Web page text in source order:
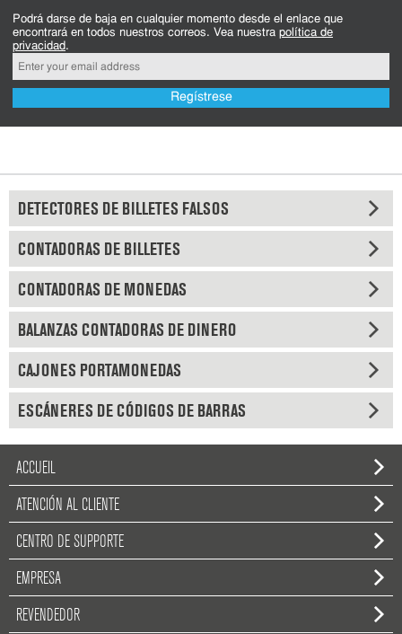
Podrá darse de baja en cualquier momento desde el enlace que
encontrará en todos nuestros correos. Vea nuestra política de
privacidad.
Regístrese
DETECTORES DE BILLETES FALSOS
CONTADORAS DE BILLETES
CONTADORAS DE MONEDAS
BALANZAS CONTADORAS DE DINERO
CAJONES PORTAMONEDAS
ESCÁNERES DE CÓDIGOS DE BARRAS
ACCUEIL
ATENCIÓN AL CLIENTE
CENTRO DE SUPPORTE
EMPRESA
REVENDEDOR